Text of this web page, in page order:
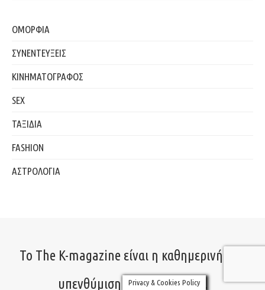
ΟΜΟΡΦΙΑ
ΣΥΝΕΝΤΕΥΞΕΙΣ
ΚΙΝΗΜΑΤΟΓΡΑΦΟΣ
SEX
ΤΑΞΙΔΙΑ
FASHION
ΑΣΤΡΟΛΟΓΙΑ
Το The K-magazine είναι η καθημερινή σου
υπενθύμιση να ζεις αληθινά.
Privacy & Cookies Policy